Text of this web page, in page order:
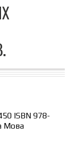
ISBN 978-
Мова